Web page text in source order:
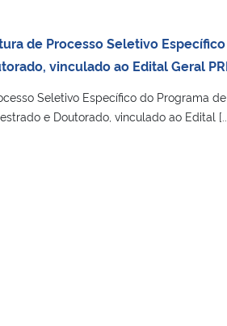
de Processo Seletivo
vinculado ao Edital Geral
Seletivo Específico do Programa
e Doutorado, vinculado ao Edital